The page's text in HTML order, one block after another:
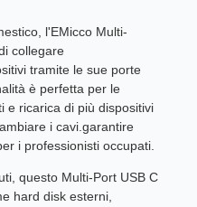
l'EMicco Multi-
collegare
tramite le sue porte
è perfetta per le
e ricarica di più dispositivi
i cavi.garantire
i professionisti occupati.
questo Multi-Port USB C
hard disk esterni,